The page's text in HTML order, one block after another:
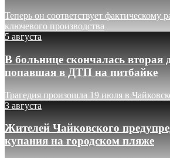
Теперь он соответствует фактическому
ключевого производства
5 августа
В больнице скончалась вторая
попавшая в ДТП на питбайке
Трагедия произошла 19 июля в
3 августа
Жителей Чайковского
купания на городском пляже